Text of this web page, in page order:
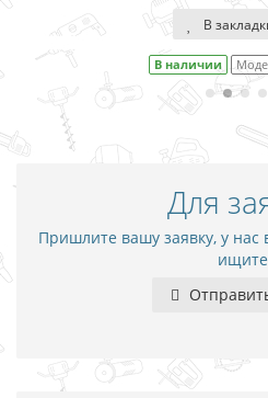
В
В наличии
Для
Пришлите вашу заявку, у нас